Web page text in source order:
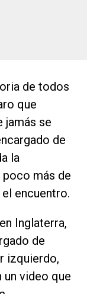
de todos
que
jamás se
de
la
poco más de
encuentro.
Inglaterra,
de
izquierdo,
video que